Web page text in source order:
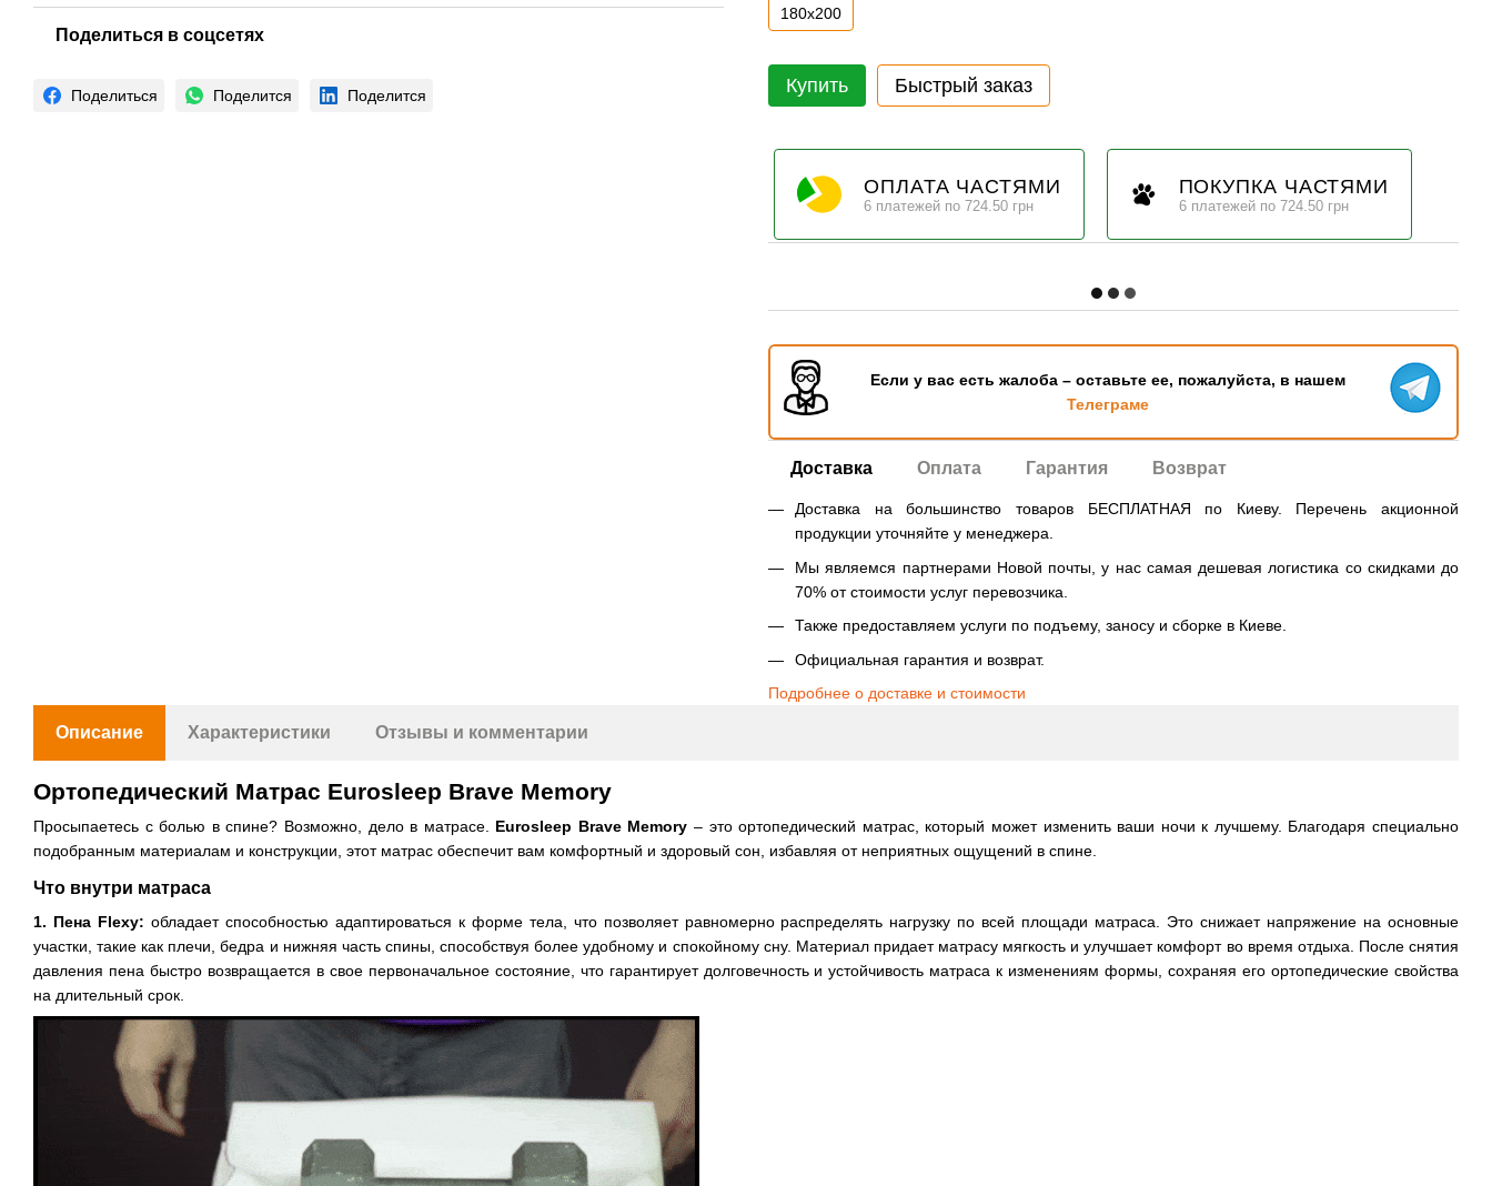
Поделиться в соцсетях
Поделиться Поделится Поделится
180х200
Купить Быстрый заказ
ОПЛАТА ЧАСТЯМИ
6 платежей по 724.50 грн
ПОКУПКА ЧАСТЯМИ
6 платежей по 724.50 грн
Если у вас есть жалоба – оставьте ее, пожалуйста, в нашем
Телеграме
Доставка Оплата Гарантия Возврат
Доставка на большинство товаров БЕСПЛАТНАЯ по Киеву. Перечень акционной
продукции уточняйте у менеджера.
Мы являемся партнерами Новой почты, у нас самая дешевая логистика со скидками до
70% от стоимости услуг перевозчика.
Также предоставляем услуги по подъему, заносу и сборке в Киеве.
Официальная гарантия и возврат.
Подробнее о доставке и стоимости
Описание Характеристики Отзывы и комментарии
Ортопедический Матрас Eurosleep Brave Memory
Просыпаетесь с болью в спине? Возможно, дело в матрасе. Eurosleep Brave Memory – это ортопедический матрас, который может изменить ваши ночи к лучшему. Благодаря специально
подобранным материалам и конструкции, этот матрас обеспечит вам комфортный и здоровый сон, избавляя от неприятных ощущений в спине.
Что внутри матраса
1. Пена Flexy: обладает способностью адаптироваться к форме тела, что позволяет равномерно распределять нагрузку по всей площади матраса. Это снижает напряжение на основные
участки, такие как плечи, бедра и нижняя часть спины, способствуя более удобному и спокойному сну. Материал придает матрасу мягкость и улучшает комфорт во время отдыха. После снятия
давления пена быстро возвращается в свое первоначальное состояние, что гарантирует долговечность и устойчивость матраса к изменениям формы, сохраняя его ортопедические свойства
на длительный срок.